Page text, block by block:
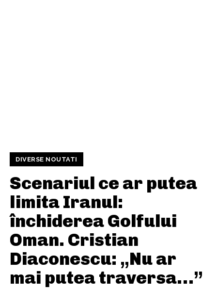
DIVERSE NOUTATI
Scenariul ce ar putea
limita Iranul:
închiderea Golfului
Oman. Cristian
Diaconescu: „Nu ar
mai putea traversa…”